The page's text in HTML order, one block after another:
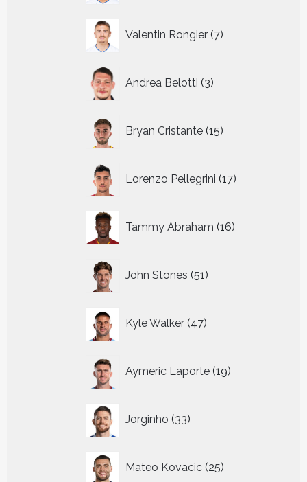
Valentin Rongier 7
producten
Andrea Belotti 3
producten
Bryan Cristante 15
producten
Lorenzo Pellegrini 17
producten
Tammy Abraham 16
producten
John Stones 51
producten
Kyle Walker 47
producten
Aymeric Laporte 19
producten
Jorginho 33
producten
Mateo Kovacic 25
producten